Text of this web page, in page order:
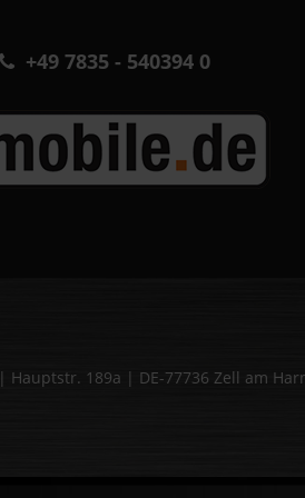
+49 7835 - 540394 0
| Hauptstr. 189a | DE-77736 Zell am